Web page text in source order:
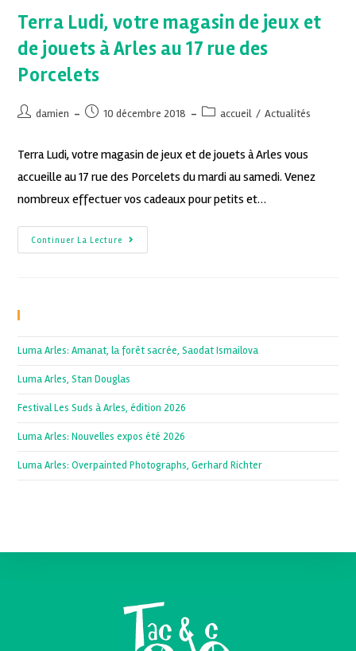
Terra Ludi, votre magasin de jeux et
de jouets à Arles au 17 rue des
Porcelets
damien 10 décembre 2018 accueil / Actualités
Terra Ludi, votre magasin de jeux et de jouets à Arles vous
accueille au 17 rue des Porcelets du mardi au samedi. Venez
nombreux effectuer vos cadeaux pour petits et…
Continuer La Lecture
Luma Arles: Amanat, la forêt sacrée, Saodat Ismailova
Luma Arles, Stan Douglas
Festival Les Suds à Arles, édition 2026
Luma Arles: Nouvelles expos été 2026
Luma Arles: Overpainted Photographs, Gerhard Richter